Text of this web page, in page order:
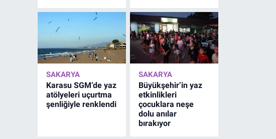
SAKARYA
Karasu SGM’de yaz
atölyeleri uçurtma
şenliğiyle renklendi
SAKARYA
Büyükşehir’in yaz
etkinlikleri
çocuklara neşe
dolu anılar
bırakıyor